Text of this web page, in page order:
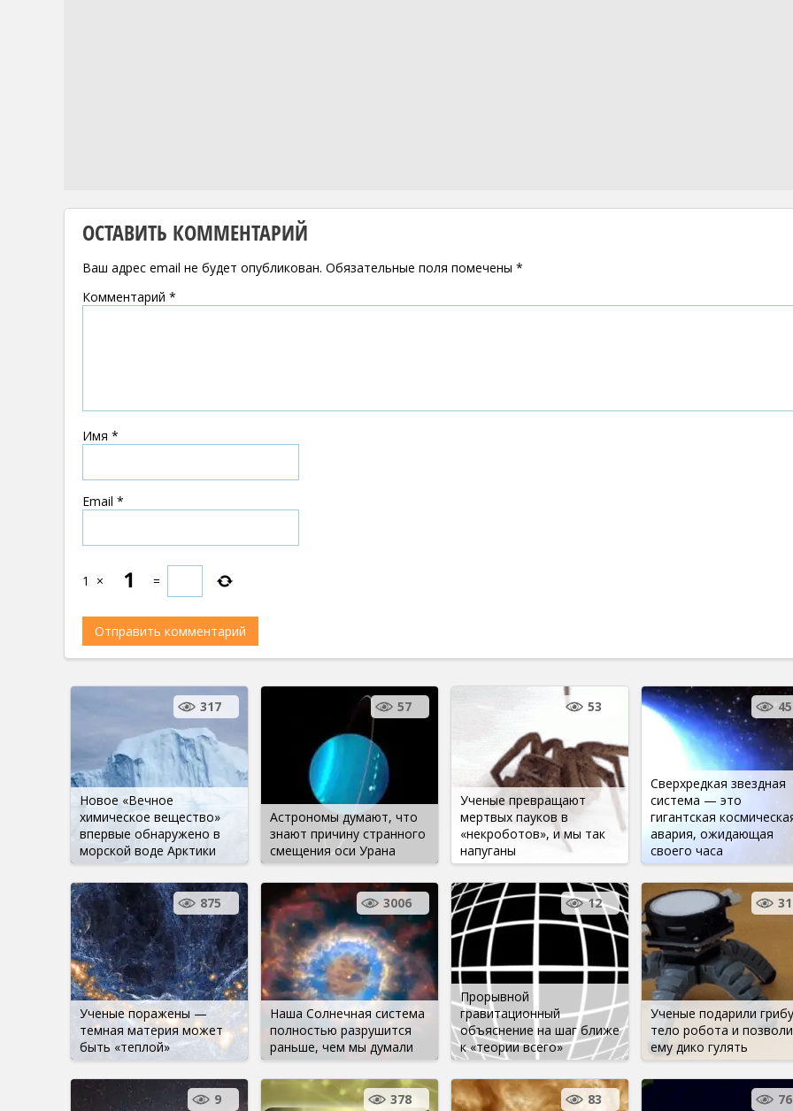
ОСТАВИТЬ КОММЕНТАРИЙ
Ваш адрес email не будет опубликован. Обязательные поля помечены *
Комментарий *
Имя *
Email *
1 × =
Новое «Вечное
химическое вещество»
впервые обнаружено в
морской воде Арктики
317
Астрономы думают, что
знают причину странного
смещения оси Урана
57
Ученые превращают
мертвых пауков в
«некроботов», и мы так
напуганы
53
Сверхредкая звездная
система — это
гигантская
авария, ожидающая
своего часа
45
Ученые поражены —
темная материя может
быть «теплой»
875
Наша Солнечная система
полностью разрушится
раньше, чем мы думали
3006
Прорывной
гравитационный
объяснение на шаг ближе
к «теории всего»
12
Ученые подарили грибу
тело робота и
ему дико гулять
31
9 378 83 76